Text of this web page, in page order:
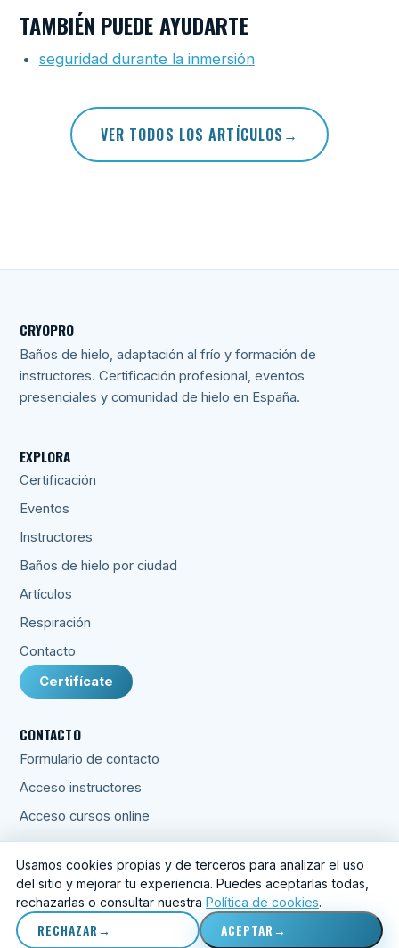
TAMBIÉN PUEDE AYUDARTE
seguridad durante la inmersión
VER TODOS LOS ARTÍCULOS
CRYOPRO
Baños de hielo, adaptación al frío y formación de
instructores. Certificación profesional, eventos
presenciales y comunidad de hielo en España.
EXPLORA
Certificación
Eventos
Instructores
Baños de hielo por ciudad
Artículos
Respiración
Contacto
Certifícate
CONTACTO
Formulario de contacto
Acceso instructores
Acceso cursos online
© 2026 Respira Crece Lidera S.L.
Aviso legal·Privacidad·Condiciones·Cookies·Preferencias
de cookies
Usamos cookies propias y de terceros para analizar el uso
del sitio y mejorar tu experiencia. Puedes aceptarlas todas,
rechazarlas o consultar nuestra Política de cookies.
RECHAZAR ACEPTAR